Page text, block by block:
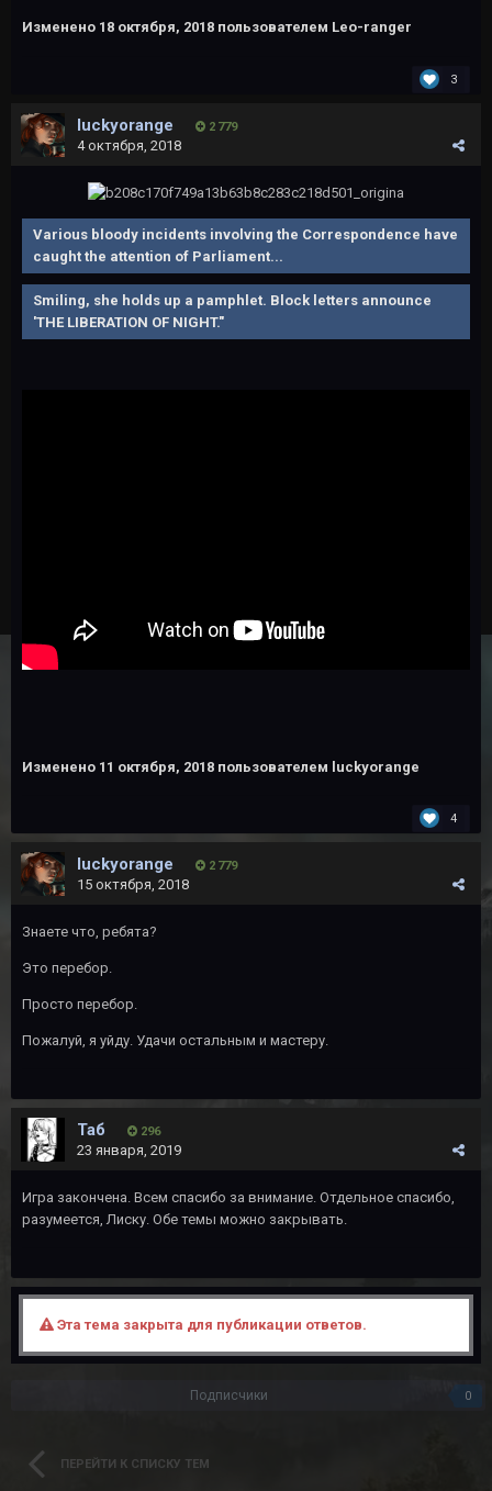
Изменено 18 октября, 2018 пользователем Leo-ranger
3
luckyorange 2 779
4 октября, 2018
Various bloody incidents involving the Correspondence have
caught the attention of Parliament...
Smiling, she holds up a pamphlet. Block letters announce
'THE LIBERATION OF NIGHT."
Изменено 11 октября, 2018 пользователем luckyorange
4
luckyorange 2 779
15 октября, 2018
Знаете что, ребята?
Это перебор.
Просто перебор.
Пожалуй, я уйду. Удачи остальным и мастеру.
Таб 296
23 января, 2019
Игра закончена. Всем спасибо за внимание. Отдельное спасибо,
разумеется, Лиску. Обе темы можно закрывать.
Эта тема закрыта для публикации ответов.
Подписчики 0
ПЕРЕЙТИ К СПИСКУ ТЕМ